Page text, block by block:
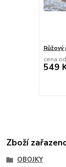
cena od
549
Zboží
OBOJKY